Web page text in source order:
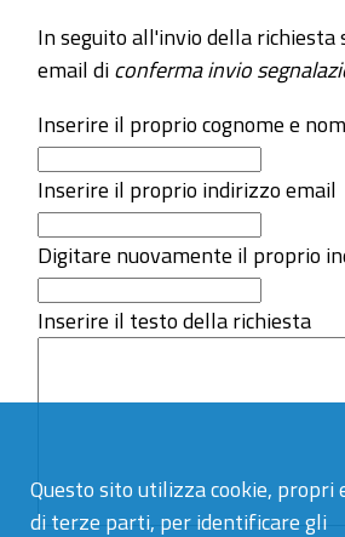
Questo sito utilizza cookie, propri
di terze parti, per identificare gli
In seguito all'invio della richiesta
email diconferma invio
Inserire il proprio cognome e
Inserire il proprio indirizzo email
Digitare nuovamente il proprio
Inserire il testo della richiesta